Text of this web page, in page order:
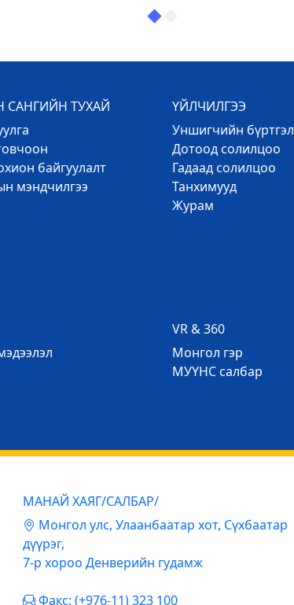
ТУХАЙ
байгуулалт
мэндчилгээ
ҮЙЛЧИЛГЭЭ
Уншигчийн бүртгэл
Дотоод солилцоо
Гадаад солилцоо
Танхимууд
Журам
VR & 360
Mонгол гэр
МУҮНС салбар
МАНАЙ ХАЯГ/САЛБАР/
Mонгол улс, Улаанбаатар хот, Сүхбаатар
дүүрэг,
7-р хороо Денверийн гудамж
Факс: (+976-11) 323 100